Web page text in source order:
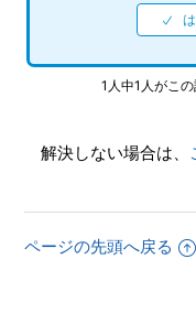
【PS5/ぷよぷよテト
1人中1人がこ
解決しない場合は、
ページの先頭へ戻る